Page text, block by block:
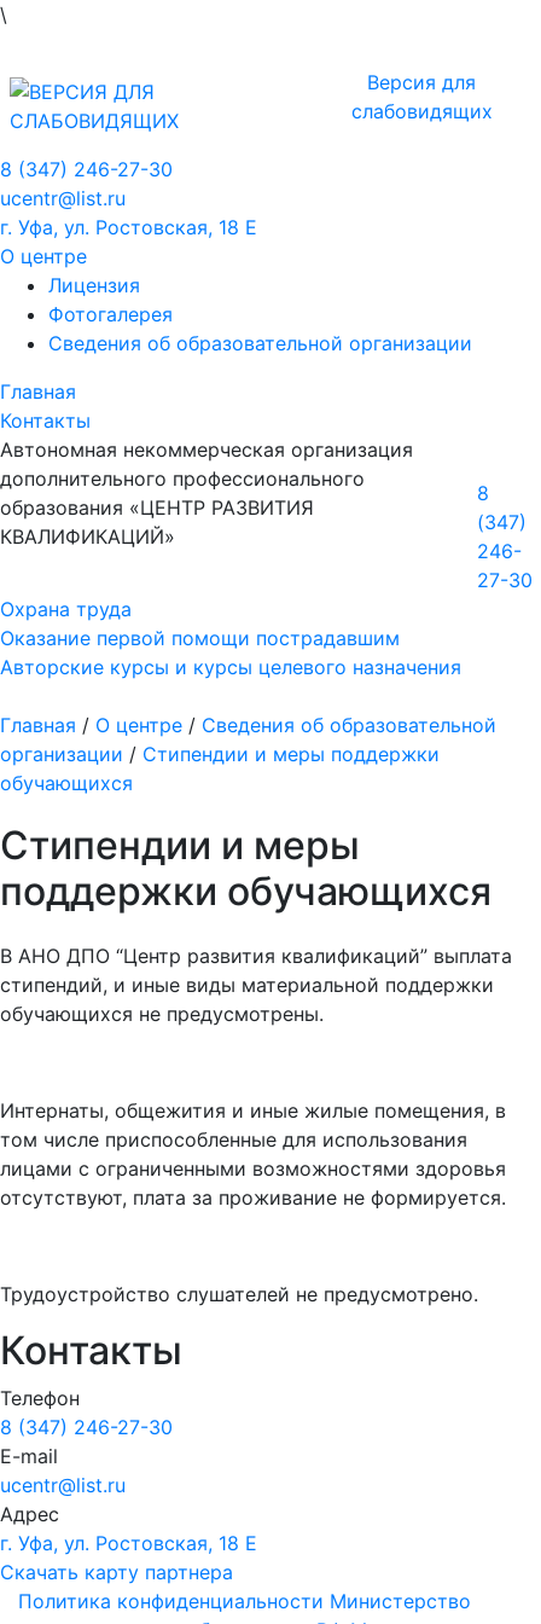
\
Версия для
слабовидящих
8 (347) 246-27-30
ucentr@list.ru
г. Уфа, ул. Ростовская, 18 Е
О центре
Лицензия
Фотогалерея
Сведения об образовательной организации
Главная
Контакты
Автономная некоммерческая организация
дополнительного профессионального
образования «ЦЕНТР РАЗВИТИЯ
КВАЛИФИКАЦИЙ»
8
(347)
246-
27-30
Охрана труда
Оказание первой помощи пострадавшим
Авторские курсы и курсы целевого назначения
Главная / О центре / Сведения об образовательной
организации / Стипендии и меры поддержки
обучающихся
Стипендии и меры
поддержки обучающихся
В АНО ДПО “Центр развития квалификаций” выплата
стипендий, и иные виды материальной поддержки
обучающихся не предусмотрены.
Интернаты, общежития и иные жилые помещения, в
том числе приспособленные для использования
лицами с ограниченными возможностями здоровья
отсутствуют, плата за проживание не формируется.
Трудоустройство слушателей не предусмотрено.
Контакты
Телефон
8 (347) 246-27-30
E-mail
ucentr@list.ru
Адрес
г. Уфа, ул. Ростовская, 18 Е
Скачать карту партнера
Политика конфиденциальности Министерство